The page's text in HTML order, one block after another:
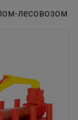
лесовозом